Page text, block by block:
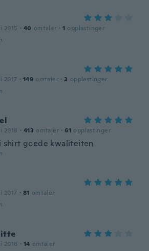
2015 · 40 omtaler · 1 opplastinger
2017 · 149 omtaler · 3 opplastinger
2018 · 413 omtaler · 61 opplastinger
shirt goede kwaliteiten
2017 · 81 omtaler
2016 · 14 omtaler